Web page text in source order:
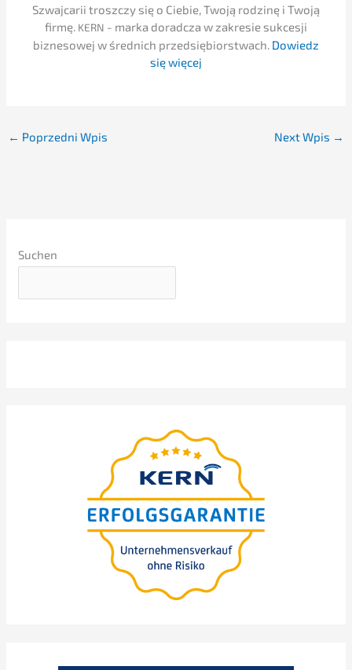
Szwaj­ca­rii troszc­zy się o Ciebie, Twoją rodzinę i Twoją
firmę. KERN - marka dorad­c­za w zakre­sie sukces­ji
bizne­so­wej w średnich przedsię­bi­orst­wach. Dowiedz
się więcej
← Poprzedni Wpis Next Wpis →
Suchen
Sprze­daż firmy (M &
ryzyka i utraty wartości
WUNSCHTERMIN AUSWÄHLEN